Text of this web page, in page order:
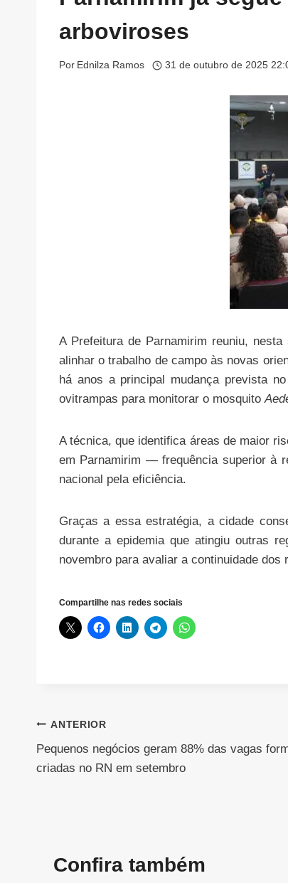
arboviroses
Por Ednilza Ramos 31 de outubro de 2025
A Prefeitura de Parnamirim reuniu,
alinhar o trabalho de campo às novas
há anos a principal mudança prevista
ovitrampas para monitorar o mosquito
A técnica, que identifica áreas de maior
em Parnamirim — frequência superior à
nacional pela eficiência.
Graças a essa estratégia, a cidade
durante a epidemia que atingiu outras
novembro para avaliar a continuidade dos
Compartilhe nas redes sociais
Navegação
de
ANTERIOR
Pequenos negócios geram 88% das vagas
criadas no RN em setembro
Confira também